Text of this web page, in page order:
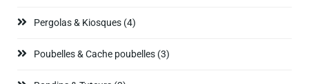
Pergolas & Kiosques (4)
Poubelles & Cache poubelles (3)